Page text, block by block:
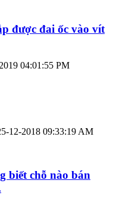
được đai ốc vào vít
04:01:55 PM
12-2018 09:33:19 AM
biết chỗ nào bán